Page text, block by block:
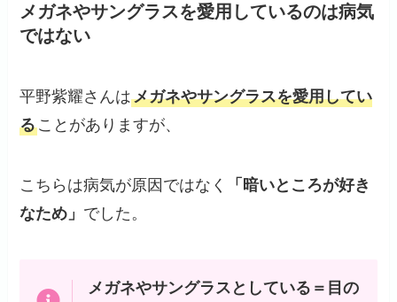
メガネやサングラスを愛用しているのは病気
ではない
平野紫耀さんはメガネやサングラスを愛用してい
ることがありますが、
こちらは病気が原因ではなく
「暗いところが好き
なため」 でした。
メガネやサングラスとしている＝目の